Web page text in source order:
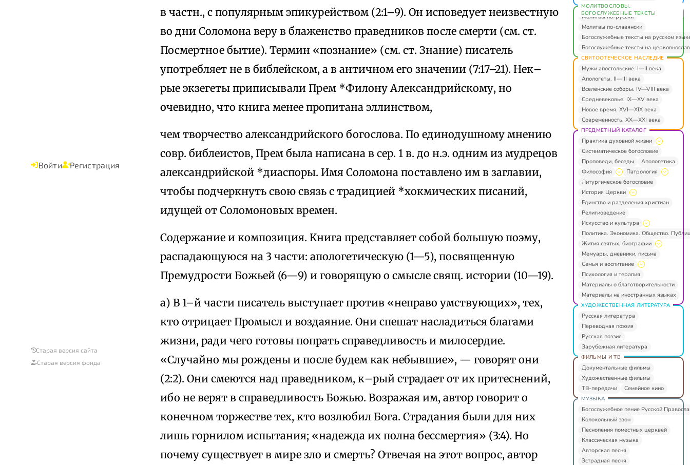
Войти Регистрация
Старая версия сайта
Старая версия фонда
в частн., с популярным эпикурейством (2:1–9). Он исповедует неизвестную
во дни Соломона веру в блаженство праведников после смерти (см. ст.
Посмертное бытие). Термин «познание» (см. ст. Знание) писатель
употребляет не в библейском, а в античном его значении (7:17–21). Нек–
рые экзегеты приписывали Прем *Филону Александрийскому, но
очевидно, что книга менее пропитана эллинством,
чем творчество александрийского богослова. По единодушному мнению
совр. библеистов, Прем была написана в сер. 1 в. до н.э. одним из мудрецов
александрийской *диаспоры. Имя Соломона поставлено им в заглавии,
чтобы подчеркнуть свою связь с традицией *хокмических писаний,
идущей от Соломоновых времен.
Содержание и композиция. Книга представляет собой большую поэму,
распадающуюся на 3 части: апологетическую (1—5), посвященную
Премудрости Божьей (6—9) и говорящую о смысле свящ. истории (10—19).
а) В 1–й части писатель выступает против «неправо умствующих», тех,
кто отрицает Промысл и воздаяние. Они спешат насладиться благами
жизни, ради чего готовы попрать справедливость и милосердие.
«Случайно мы рождены и после будем как небывшие», — говорят они
(2:2). Они смеются над праведником, к–рый страдает от их притеснений,
ибо не верят в справедливость Божью. Возражая им, автор говорит о
конечном торжестве тех, кто возлюбил Бога. Страдания были для них
лишь горнилом испытания; «надежда их полна бессмертия» (3:4). Но
почему существует в мире зло и смерть? Отвечая на этот вопрос, автор
МОЛИТВОСЛОВЫ.
БОГОСЛУЖЕБНЫЕ ТЕКСТЫ
Молитвы по-русски
Молитвы по-славянски
Богослужебные тексты на русском
Богослужебные тексты на
СВЯТООТЕЧЕСКОЕ НАСЛЕДИЕ
Мужи апостольские. I—II века
Апологеты. II—III века
Вселенские соборы. IV—VIII века
Средневековье. IX—XV века
Новое время. XVI—XIX века
Современность. XX—XXI века
ПРЕДМЕТНЫЙ КАТАЛОГ
Практика духовной жизни
Систематическое богословие
Проповеди, беседы
Апологетика
Философия
Патрология
Литургическое богословие
История Церкви
Единство и разделения христиан
Религиоведение
Искусство и культура
Политика. Экономика. Общество.
Жития святых, биографии
Мемуары, дневники, письма
Семья и воспитание
Психология и терапия
Материалы о благотворительности
Материалы на иностранных языках
ХУДОЖЕСТВЕННАЯ ЛИТЕРАТУРА
Русская литература
Переводная поэзия
Русская поэзия
Зарубежная литература
ФИЛЬМЫ И ТВ
Документальные фильмы
Художественные фильмы
ТВ-передачи
Семейное кино
МУЗЫКА
Богослужебное пение Русской
Колокольный звон
Песнопения поместных церквей
Классическая музыка
Авторская песня
Эстрадная песня